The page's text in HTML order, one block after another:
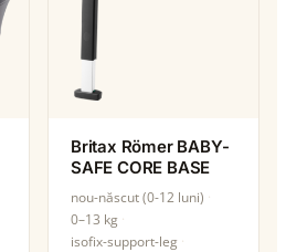
Britax Römer BABY-
SAFE CORE BASE
nou-născut (0-12 luni)
0–13 kg
isofix-support-leg